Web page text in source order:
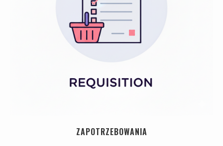
ZAPOTRZEBOWANIA